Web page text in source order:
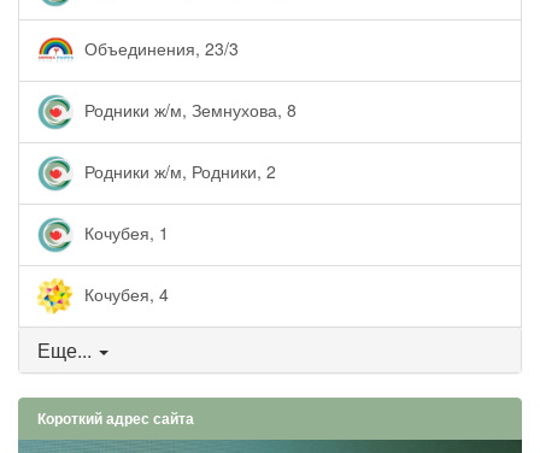
Объединения, 23/3
Родники ж/м, Земнухова, 8
Родники ж/м, Родники, 2
Кочубея, 1
Кочубея, 4
Еще...
Короткий адрес сайта